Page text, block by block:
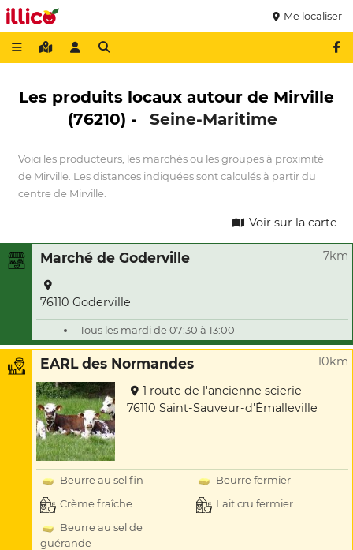
Me localiser
Les produits locaux autour de Mirville
(76210) -
Seine-Maritime
Voici les producteurs, les marchés ou les groupes à proximité
de Mirville. Les distances indiquées sont calculés à partir du
centre de Mirville.
Voir sur la carte
Marché de Goderville 7km
76110 Goderville
Tous les mardi de 07:30 à 13:00
EARL des Normandes 10km
1 route de l'ancienne scierie
76110 Saint-Sauveur-d'Émalleville
Beurre au sel fin
Beurre fermier
Crème fraîche
Lait cru fermier
Beurre au sel de
guérande